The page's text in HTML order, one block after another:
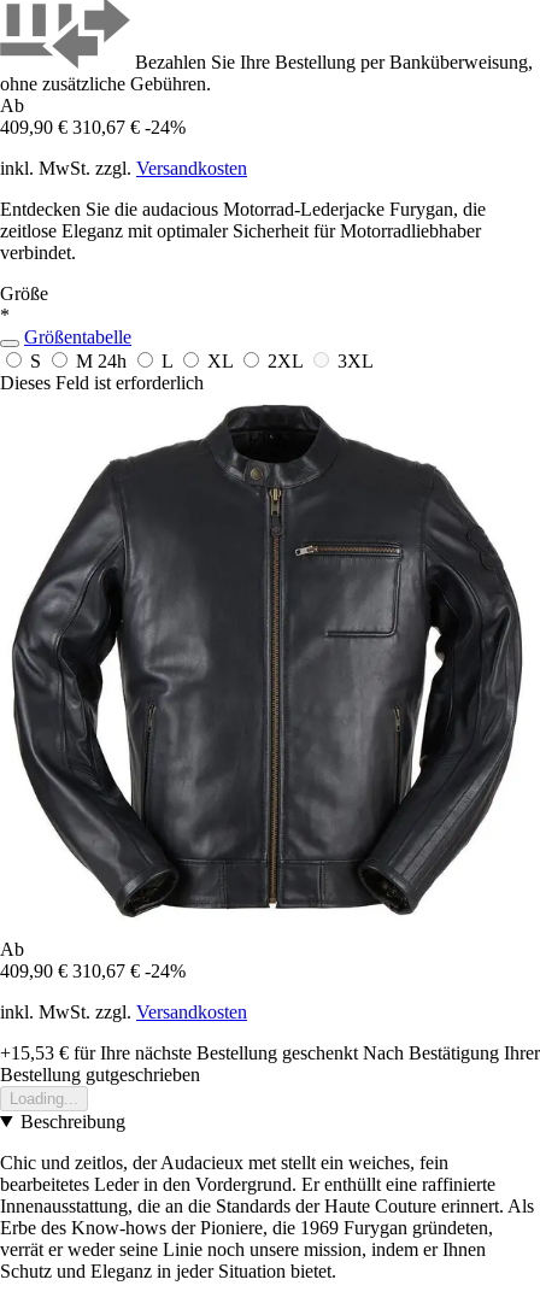
Bezahlen Sie Ihre Bestellung per Banküberweisung,
ohne zusätzliche Gebühren.
Ab
409,90 € 310,67 € -24%
inkl. MwSt. zzgl. Versandkosten
Entdecken Sie die audacious Motorrad-Lederjacke Furygan, die
zeitlose Eleganz mit optimaler Sicherheit für Motorradliebhaber
verbindet.
Größe
*
Größentabelle
S
M 24h L XL 2XL
3XL
Dieses Feld ist erforderlich
Ab
409,90 € 310,67 € -24%
inkl. MwSt. zzgl. Versandkosten
+15,53 € für Ihre nächste Bestellung geschenkt Nach Bestätigung Ihrer
Bestellung gutgeschrieben
Loading...
Beschreibung
Chic und zeitlos, der Audacieux met stellt ein weiches, fein
bearbeitetes Leder in den Vordergrund. Er enthüllt eine raffinierte
Innenausstattung, die an die Standards der Haute Couture erinnert. Als
Erbe des Know-hows der Pioniere, die 1969 Furygan gründeten,
verrät er weder seine Linie noch unsere mission, indem er Ihnen
Schutz und Eleganz in jeder Situation bietet.